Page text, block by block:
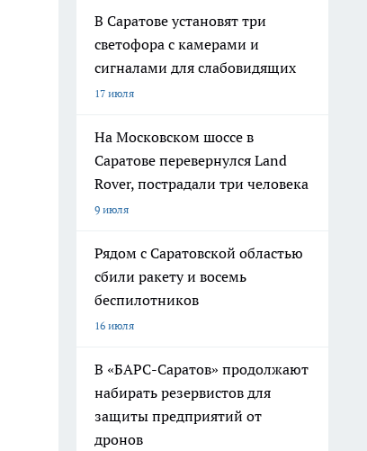
В Саратове установят три
светофора с камерами и
сигналами для слабовидящих
17 июля
На Московском шоссе в
Саратове перевернулся Land
Rover, пострадали три человека
9 июля
Рядом с Саратовской областью
сбили ракету и восемь
беспилотников
16 июля
В «БАРС-Саратов» продолжают
набирать резервистов для
защиты предприятий от
дронов